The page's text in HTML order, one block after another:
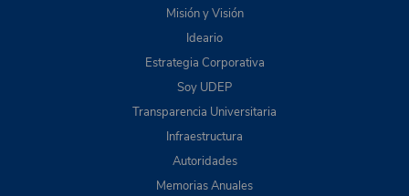
Misión y Visión
Ideario
Estrategia Corporativa
Soy UDEP
Transparencia Universitaria
Infraestructura
Autoridades
Memorias Anuales